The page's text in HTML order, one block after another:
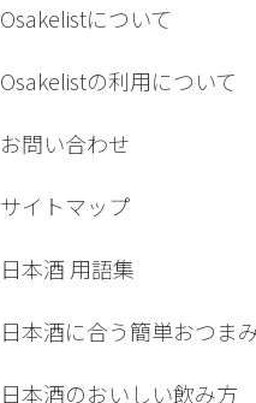
Osakelistについて
Osakelistの利用について
お問い合わせ
サイトマップ
日本酒 用語集
日本酒に合う簡単おつま
日本酒のおいしい飲み方